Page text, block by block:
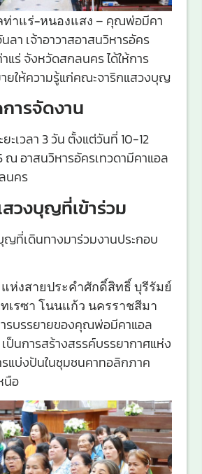
าแร่-หนองแสง – คุณพ่อมีคา
ลา เจ้าอาวาสอาสนวิหารอัคร
แร่ จังหวัดสกลนคร ได้ให้การ
ยให้ความรู้แก่คณะจาริกแสวงบุญ
ารจัดงาน
ะเวลา 3 วัน ตั้งแต่วันที่ 10-12
อาสนวิหารอัครเทวดามีคาแอล
นคร
วงบุญที่เข้าร่วม
ที่เดินทางมาร่วมงานประกอบ
ห่งสายประคำศักดิ์สิทธิ์ บุรีรัมย์
เรซา โนนแก้ว นครราชสีมา
รบรรยายของคุณพ่อมีคาแอล
ป็นการสร้างสรรค์บรรยากาศแห่ง
รแบ่งปันในชุมชนคาทอลิกภาค
นือ